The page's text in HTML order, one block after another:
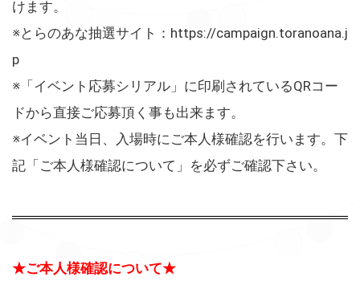
けます。
※とらのあな抽選サイト：https://campaign.toranoana.j
p
※「イベント応募シリアル」に印刷されているQRコー
ドから直接ご応募頂く事も出来ます。
※イベント当日、入場時にご本人様確認を行います。下
記「ご本人様確認について」を必ずご確認下さい。
★ご本人様確認について★